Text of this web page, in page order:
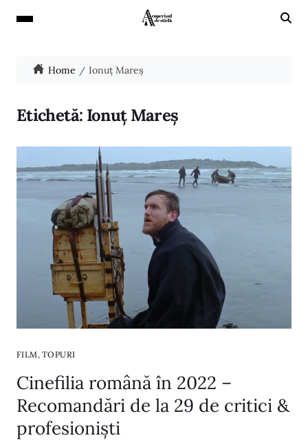
Home Ionuț Mareș
Etichetă: Ionuț Mareș
FILM , TOPURI
Cinefilia română în 2022 –
Recomandări de la 29 de critici &
profesioniști